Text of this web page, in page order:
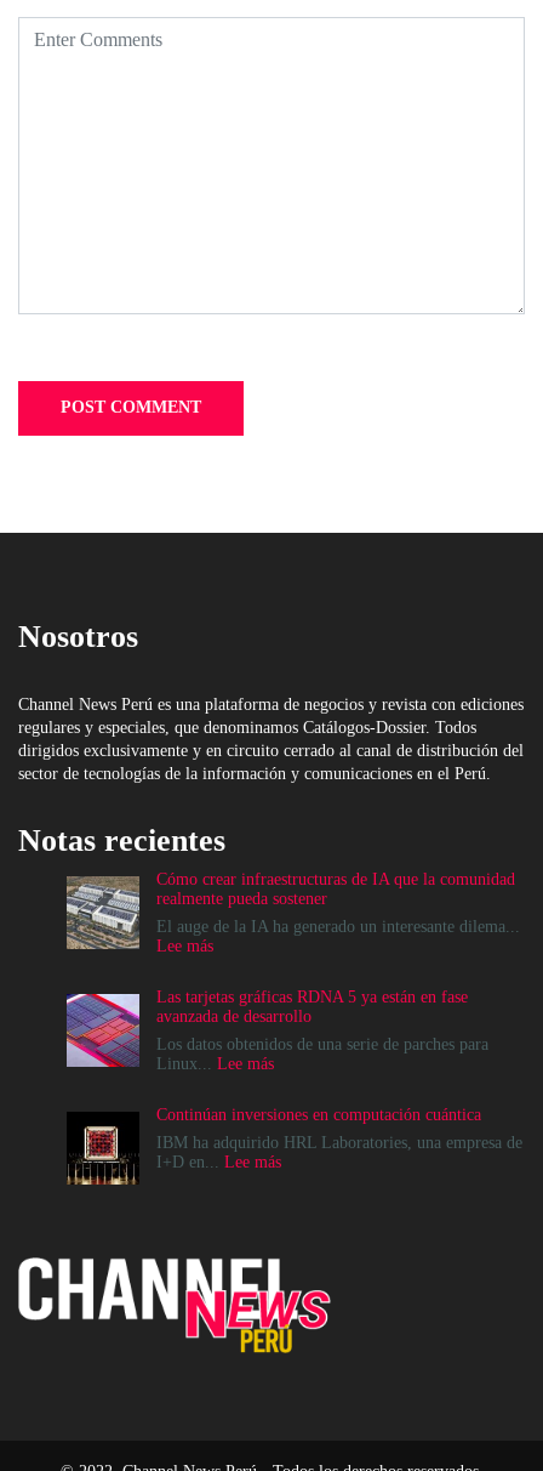
Nosotros
Channel News Perú es una plataforma de negocios y revista con ediciones
regulares y especiales, que denominamos Catálogos-Dossier. Todos
dirigidos exclusivamente y en circuito cerrado al canal de distribución del
sector de tecnologías de la información y comunicaciones en el Perú.
Notas recientes
Cómo crear infraestructuras de IA que la comunidad
realmente pueda sostener
El auge de la IA ha generado un interesante dilema...
Lee más:
infraestructuras
de
IA
que
realmente
pueda
sostener
Las tarjetas gráficas RDNA 5 ya están en fase
avanzada de desarrollo
Los datos obtenidos de una serie de parches para
Linux... Lee más:
gráficas
RDNA
5
avanzada
desarrollo
Continúan inversiones en computación cuántica
IBM ha adquirido HRL Laboratories, una empresa de
I+D en... Lee más: